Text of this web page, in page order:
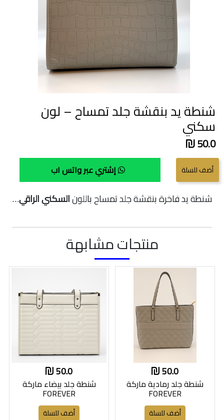
شنطة يد بنقشة جلد تمساح – لون
سكني
50.0
إشتري عبر واتس اب
شنطة يد فاخرة بنقشة جلد تمساح باللونالسكني الراقي…
منتجات مشابهة
50.0
شنطة جلد رمادية ماركة
FOREVER
أضف للسلة
50.0
شنطة جلد بيضاء ماركة
FOREVER
أضف للسلة